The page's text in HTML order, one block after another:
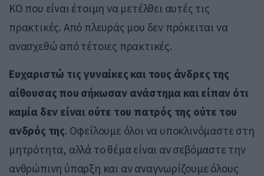
ΚΟ που είναι έτοιμη να μετέλθει αυτές τις
πρακτικές. Από πλευράς μου δεν πρόκειται να
ανασχεθώ από τέτοιες πρακτικές.
Ευχαριστώ τις γυναίκες και τους άνδρες της
αίθουσας που σήκωσαν ανάστημα και είπαν ότι
καμία δεν είναι ούτε του πατρός της ούτε του
ανδρός της. Οφείλουμε όλοι να υποκλινόμαστε στη
μητρότητα, αλλά το θέμα είναι αν σεβόμαστε την
ανθρώπινη ύπαρξη και αν αναγνωρίζουμε όλους